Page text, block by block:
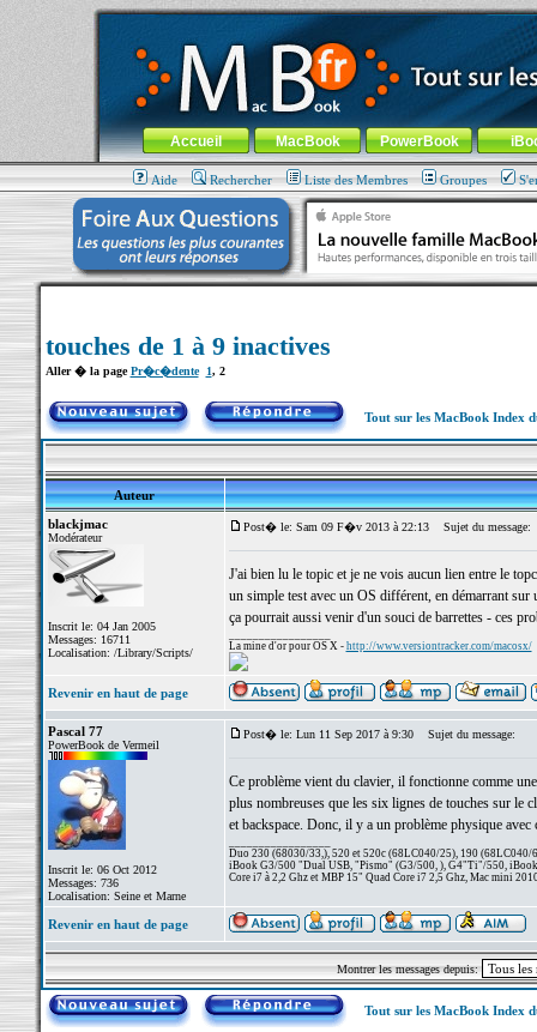
MacBook-fr.com : 100% Apple... 100% nomade !
Aller au contenu-Aller au menu général-Aller au menu de
Menu général
Accueil MacBook PowerBook
Aide Rechercher Liste des Membres Groupes
touches de 1 à 9 inactives
Aller � la pagePr�c�dente 1, 2
Tout sur les MacBook Index
Auteur
blackjmac
Modérateur
Inscrit le: 04 Jan 2005
Messages: 16711
Localisation: /Library/Scripts/
Post� le: Sam 09 F�v 2013 à 22:13 Sujet du message:
J'ai bien lu le topic et je ne vois aucun lien entre le
un simple test avec un OS différent, en démarrant sur
ça pourrait aussi venir d'un souci de barrettes - ces
La mine d'or pour OS X - http://www.versiontracker.com/macosx/
Revenir en haut de page
Pascal 77
PowerBook de Vermeil
Inscrit le: 06 Oct 2012
Messages: 736
Localisation: Seine et Marne
Post� le: Lun 11 Sep 2017 à 9:30 Sujet du message:
Ce problème vient du clavier, il fonctionne comme
plus nombreuses que les six lignes de touches sur le
et backspace. Donc, il y a un problème physique
Duo 230 (68030/33,), 520 et 520c (68LC040/25), 190 (68LC040/
iBook G3/500 "Dual USB, "Pismo" (G3/500, ), G4"Ti"/550,
Core i7 à 2,2 Ghz et MBP 15" Quad Core i7 2,5 Ghz, Mac mini
Revenir en haut de page
Montrer les messages depuis:
Tout sur les MacBook Index